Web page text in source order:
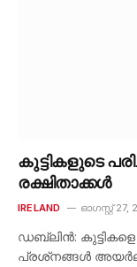
കുട്ടികളുടെ
രക്ഷിതാക്കൾ
IRELAND ഓഗസ്റ്റ്‌ 27,
ഡബ്ലിൻ: കുട്ടികളെ
പ്രശ്‌നങ്ങൾ